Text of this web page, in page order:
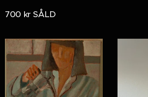
700 kr SÅLD